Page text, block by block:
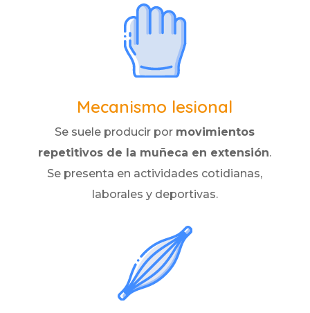
Mecanismo lesional
Se suele producir por movimientos
repetitivos de la muñeca en extensión.
Se presenta en actividades cotidianas,
laborales y deportivas.